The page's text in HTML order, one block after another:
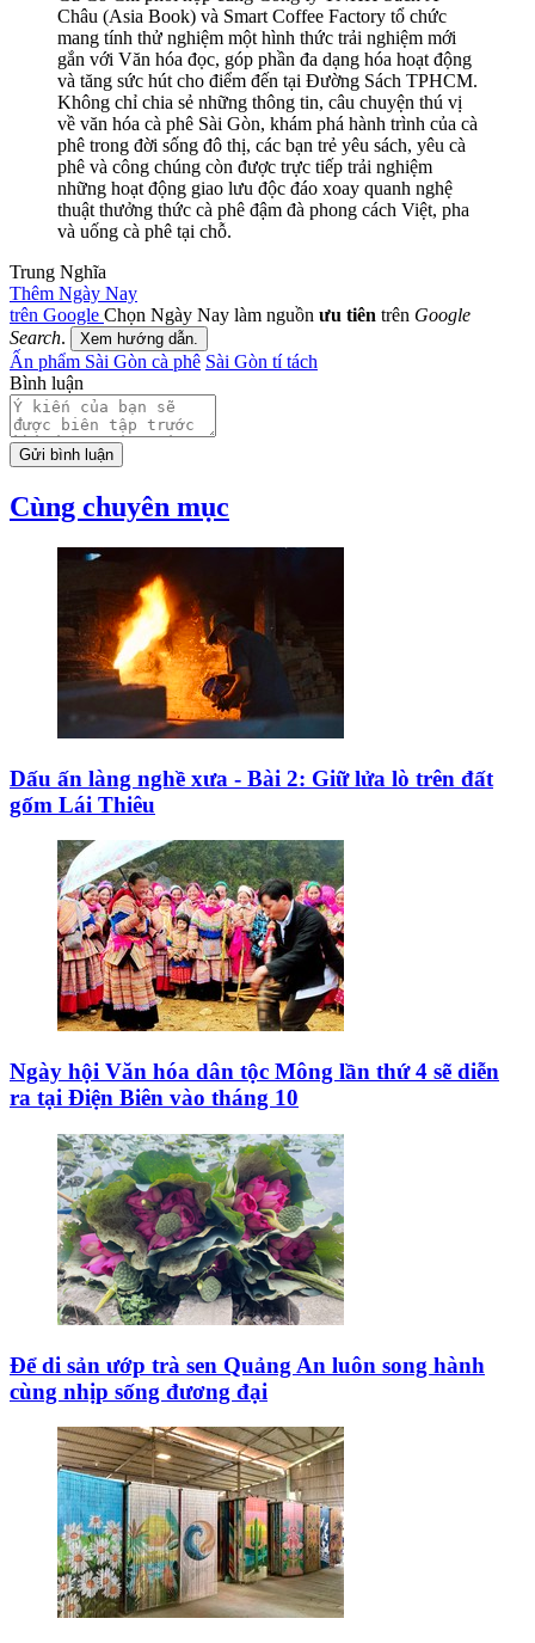
Châu (Asia Book) và Smart Coffee Factory tổ chức
mang tính thử nghiệm một hình thức trải nghiệm mới
gắn với Văn hóa đọc, góp phần đa dạng hóa hoạt động
và tăng sức hút cho điểm đến tại Đường Sách TPHCM.
Không chỉ chia sẻ những thông tin, câu chuyện thú vị
về văn hóa cà phê Sài Gòn, khám phá hành trình của cà
phê trong đời sống đô thị, các bạn trẻ yêu sách, yêu cà
phê và công chúng còn được trực tiếp trải nghiệm
những hoạt động giao lưu độc đáo xoay quanh nghệ
thuật thưởng thức cà phê đậm đà phong cách Việt, pha
và uống cà phê tại chỗ.
Trung Nghĩa
Thêm Ngày Nay
trên Google Chọn Ngày Nay làm nguồn ưu tiên trên Google
Search. Xem hướng dẫn.
Ấn phẩm Sài Gòn cà phê Sài Gòn tí tách
Bình luận
Gửi bình luận
Cùng chuyên mục
Dấu ấn làng nghề xưa - Bài 2: Giữ lửa lò trên đất
gốm Lái Thiêu
Ngày hội Văn hóa dân tộc Mông lần thứ 4 sẽ diễn
ra tại Điện Biên vào tháng 10
Để di sản ướp trà sen Quảng An luôn song hành
cùng nhịp sống đương đại